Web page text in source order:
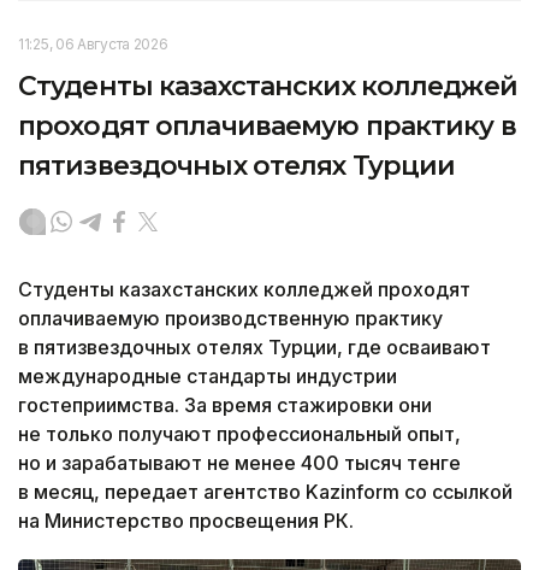
11:25, 06 Августа 2026
Студенты казахстанских колледжей
проходят оплачиваемую практику в
пятизвездочных отелях Турции
Студенты казахстанских колледжей проходят
оплачиваемую производственную практику
в пятизвездочных отелях Турции, где осваивают
международные стандарты индустрии
гостеприимства. За время стажировки они
не только получают профессиональный опыт,
но и зарабатывают не менее 400 тысяч тенге
в месяц, передает агентство Kazinform со ссылкой
на Министерство просвещения РК.